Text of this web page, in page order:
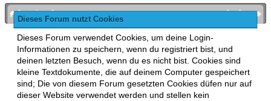
Dieses Forum nutzt Cookies
Dieses Forum verwendet Cookies, um deine Login-
Informationen zu speichern, wenn du registriert bist, und
deinen letzten Besuch, wenn du es nicht bist. Cookies sind
kleine Textdokumente, die auf deinem Computer gespeichert
sind; Die von diesem Forum gesetzten Cookies düfen nur auf
dieser Website verwendet werden und stellen kein
nach oben
bronies.de
MyBB , mobile Fassung: MyBB GoMobile
Zur Desktop-Version wechseln
This forum usesLukasz TkaczMyBB addons.